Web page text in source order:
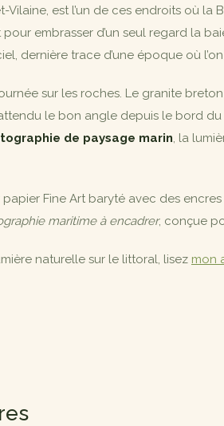
Vilaine, est l’un de ces endroits où
embrasser d’un seul regard la
dernière trace d’une époque où
sur les roches. Le granite
le bon angle depuis le bord
de paysage marin, la
papier Fine Art baryté avec des
maritime à encadrer, conçue
naturelle sur le littoral, lisez mon